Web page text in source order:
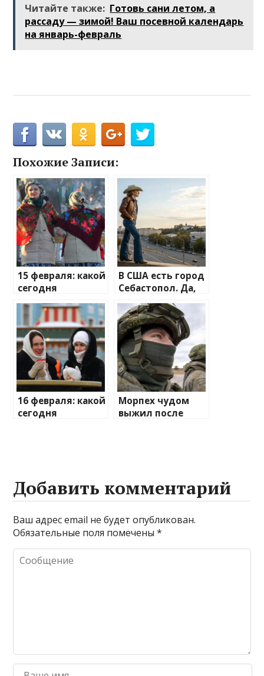
Читайте также: Готовь сани летом, а
рассаду — зимой! Ваш посевной календарь
на январь-февраль
Похожие Записи:
15 февраля: какой
сегодня
праздник, что
отмечают в
России и мире?
В США есть город
Себастопол. Да,
да – в честь
Севастополя
16 февраля: какой
сегодня
Морпех чудом
выжил после
Добавить комментарий
Ваш адрес email не будет опубликован.
Обязательные поля помечены*